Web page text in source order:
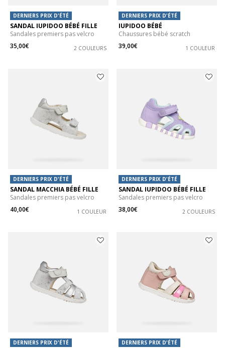
DERNIERS PRIX D'ÉTÉ
SANDAL IUPIDOO BÉBÉ FILLE
Sandales premiers pas velcro
35,00€
2 COULEURS
DERNIERS PRIX D'ÉTÉ
IUPIDOO BÉBÉ
Chaussures bébé scratch
39,00€
1 COULEUR
DERNIERS PRIX D'ÉTÉ
SANDAL MACCHIA BÉBÉ FILLE
Sandales premiers pas velcro
40,00€
1 COULEUR
DERNIERS PRIX D'ÉTÉ
SANDAL IUPIDOO BÉBÉ FILLE
Sandales premiers pas velcro
38,00€
2 COULEURS
DERNIERS PRIX D'ÉTÉ DERNIERS PRIX D'ÉTÉ